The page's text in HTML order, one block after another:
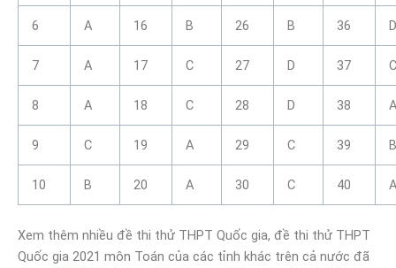
6 A 16 B 26 B 36 D
7 A 17 C 27 D 37 C
8 A 18 C 28 D 38
9 C 19 A 29 C 39 B
10 B 20 A 30 C 40
Xem thêm nhiều đề thi thử THPT Quốc gia, đề thi thử THPT
Quốc gia 2021 môn Toán của các tỉnh khác trên cả nước đã